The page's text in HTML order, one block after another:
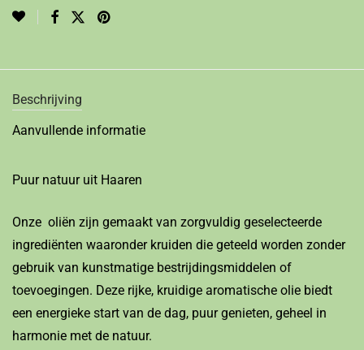
Beschrijving
Aanvullende informatie
Puur natuur uit Haaren
Onze oliën zijn gemaakt van zorgvuldig geselecteerde
ingrediënten waaronder kruiden die geteeld worden zonder
gebruik van kunstmatige bestrijdingsmiddelen of
toevoegingen. Deze rijke, kruidige aromatische olie biedt
een energieke start van de dag, puur genieten, geheel in
harmonie met de natuur.